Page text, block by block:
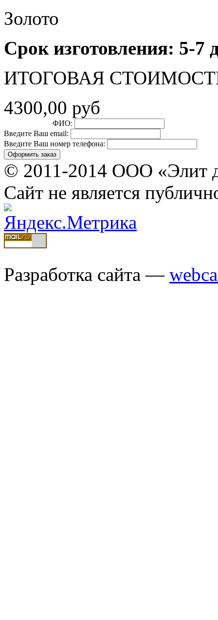
Золото
Срок изготовления: 5-7
ИТОГОВАЯ
4300,00 руб
ФИО:
Введите Ваш email:
Введите Ваш номер телефона:
© 2011-2014 ООО «Элит
Сайт не является
Разработка сайта —